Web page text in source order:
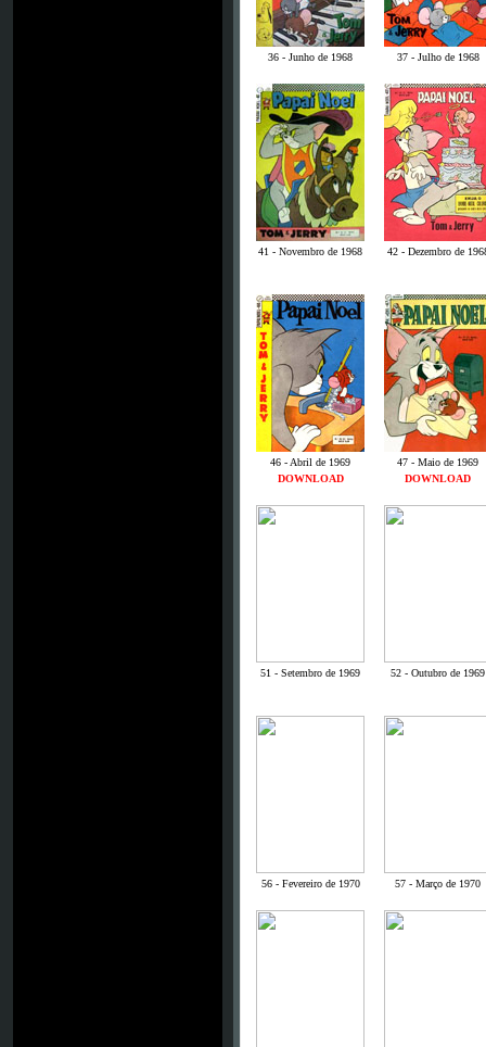
36 - Junho de 1968 37 - Julho de 1968
41 - Novembro de 1968 42 - Dezembro de
46 - Abril de 1969
47 - Maio de 1969
DOWNLOAD
DOWNLOAD
51 - Setembro de 1969 52 - Outubro de 1969
56 - Fevereiro de 1970 57 - Março de 1970